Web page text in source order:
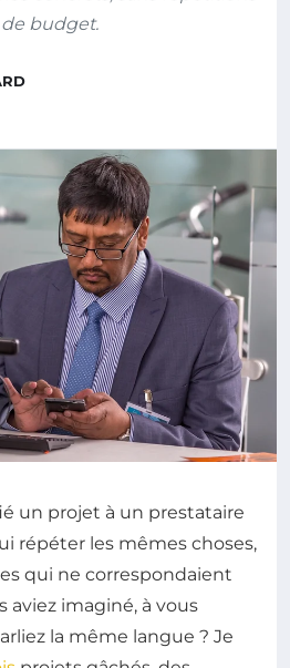
budget.
un projet à un prestataire
répéter les mêmes choses,
qui ne correspondaient
aviez imaginé, à vous
la même langue ? Je